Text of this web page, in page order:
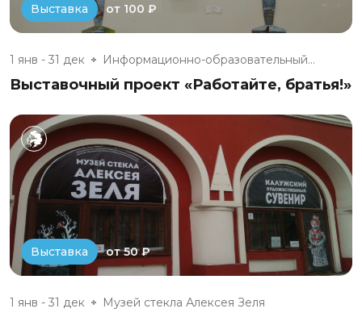
Выставка от 100 ₽
1 янв - 31 дек Информационно-образовательный...
Выставочный проект «Работайте, братья!»
Выставка от 50 ₽
1 янв - 31 дек Музей стекла Алексея Зеля